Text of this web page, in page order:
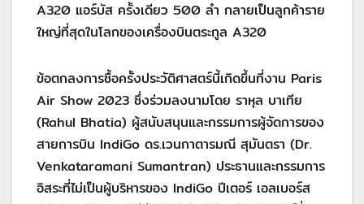
A320 แอร์บัส ครั้งเดียว 500 ลำ กลายเป็นลูกค้าราย
ใหญ่ที่สุดในโลกของเครื่องบินตระกูล A320
ข้อตกลงการซื้อครั้งประวัติศาสตร์นี้เกิดขึ้นที่งาน Paris
Air Show 2023 ซึ่งร่วมลงนามโดย ราหุล บาเทีย
(Rahul Bhatia) ผู้สนับสนุนและกรรมการผู้จัดการของ
สายการบิน IndiGo ดร.เวนกาตารมณี สุมันตรา (Dr.
Venkataramani Sumantran) ประธานและกรรมการ
อิสระที่ไม่เป็นผู้บริหารของ IndiGo ปีเตอร์ เอลเบอร์ส